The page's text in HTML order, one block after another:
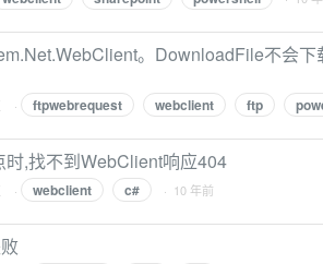
。DownloadFile不会
· ftpwebrequest webclient ftp
时,找不到WebClient响应404
· webclient c# · 10 年前